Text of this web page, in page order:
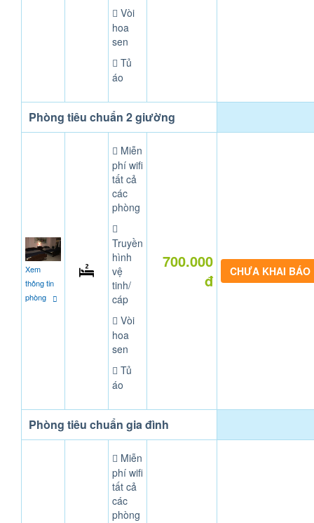
Vòi
hoa
sen
Tủ
áo
Phòng tiêu chuẩn 2 giường
Xem
thông tin
phòng
Miễn
phí wifi
tất cả
các
phòng
Truyền
hình
vệ
tinh/
cáp
Vòi
hoa
sen
Tủ
áo
700.000
đ
CHƯA KHAI BÁO
Phòng tiêu chuẩn gia đình
Miễn
phí wifi
tất cả
các
phòng